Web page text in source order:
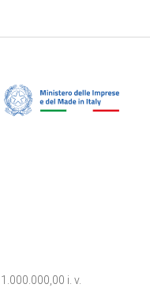
i. v.